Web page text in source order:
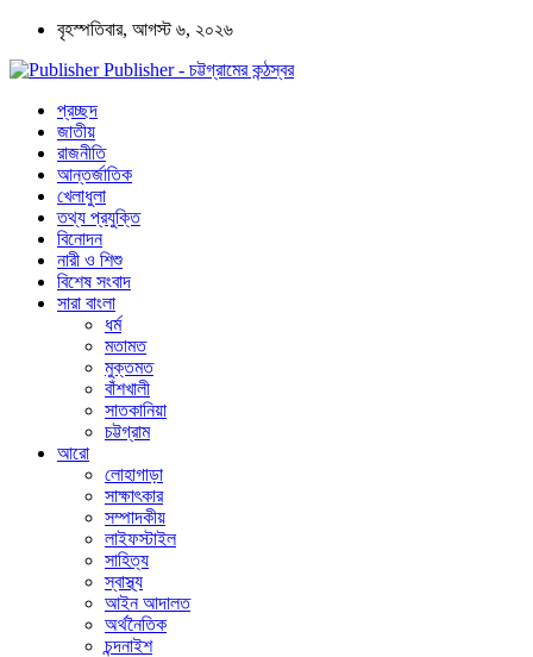
বৃহস্পতিবার, আগস্ট ৬, ২০২৬
Publisher - চট্টগ্রামের কন্ঠস্বর
প্রচ্ছদ
জাতীয়
রাজনীতি
আন্তর্জাতিক
খেলাধুলা
তথ্য প্রযুক্তি
বিনোদন
নারী ও শিশু
বিশেষ সংবাদ
সারা বাংলা
ধর্ম
মতামত
মুক্তমত
বাঁশখালী
সাতকানিয়া
চট্টগ্রাম
আরো
লোহাগাড়া
সাক্ষাৎকার
সম্পাদকীয়
লাইফস্টাইল
সাহিত্য
স্বাস্থ্য
আইন আদালত
অর্থনৈতিক
চন্দনাইশ